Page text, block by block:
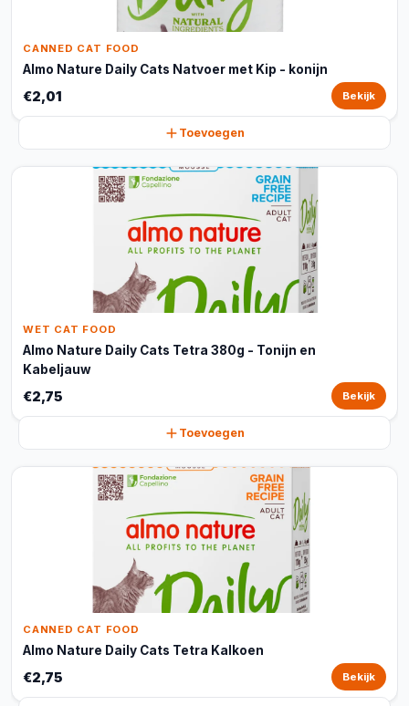
CANNED CAT FOOD
Almo Nature Daily Cats Natvoer met Kip - konijn
€2,01 Bekijk
Toevoegen
WET CAT FOOD
Almo Nature Daily Cats Tetra 380g - Tonijn en
Kabeljauw
€2,75 Bekijk
Toevoegen
CANNED CAT FOOD
Almo Nature Daily Cats Tetra Kalkoen
€2,75 Bekijk